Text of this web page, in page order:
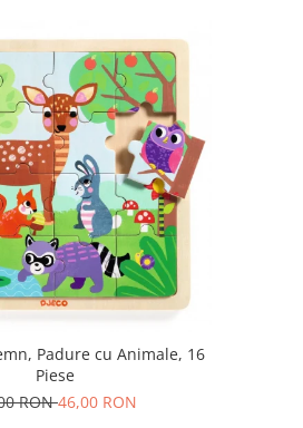
Padure cu Animale, 16
Piese
RON46,00 RON